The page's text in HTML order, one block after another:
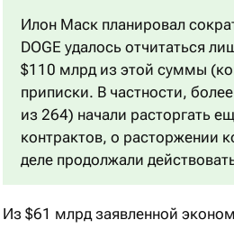
Илон Маск планировал
DOGE удалось отчитаться
$110 млрд из этой суммы
приписки. В частности,
из 264) начали расторгать
контрактов, о расторжении
деле продолжали
Из $61 млрд заявленной